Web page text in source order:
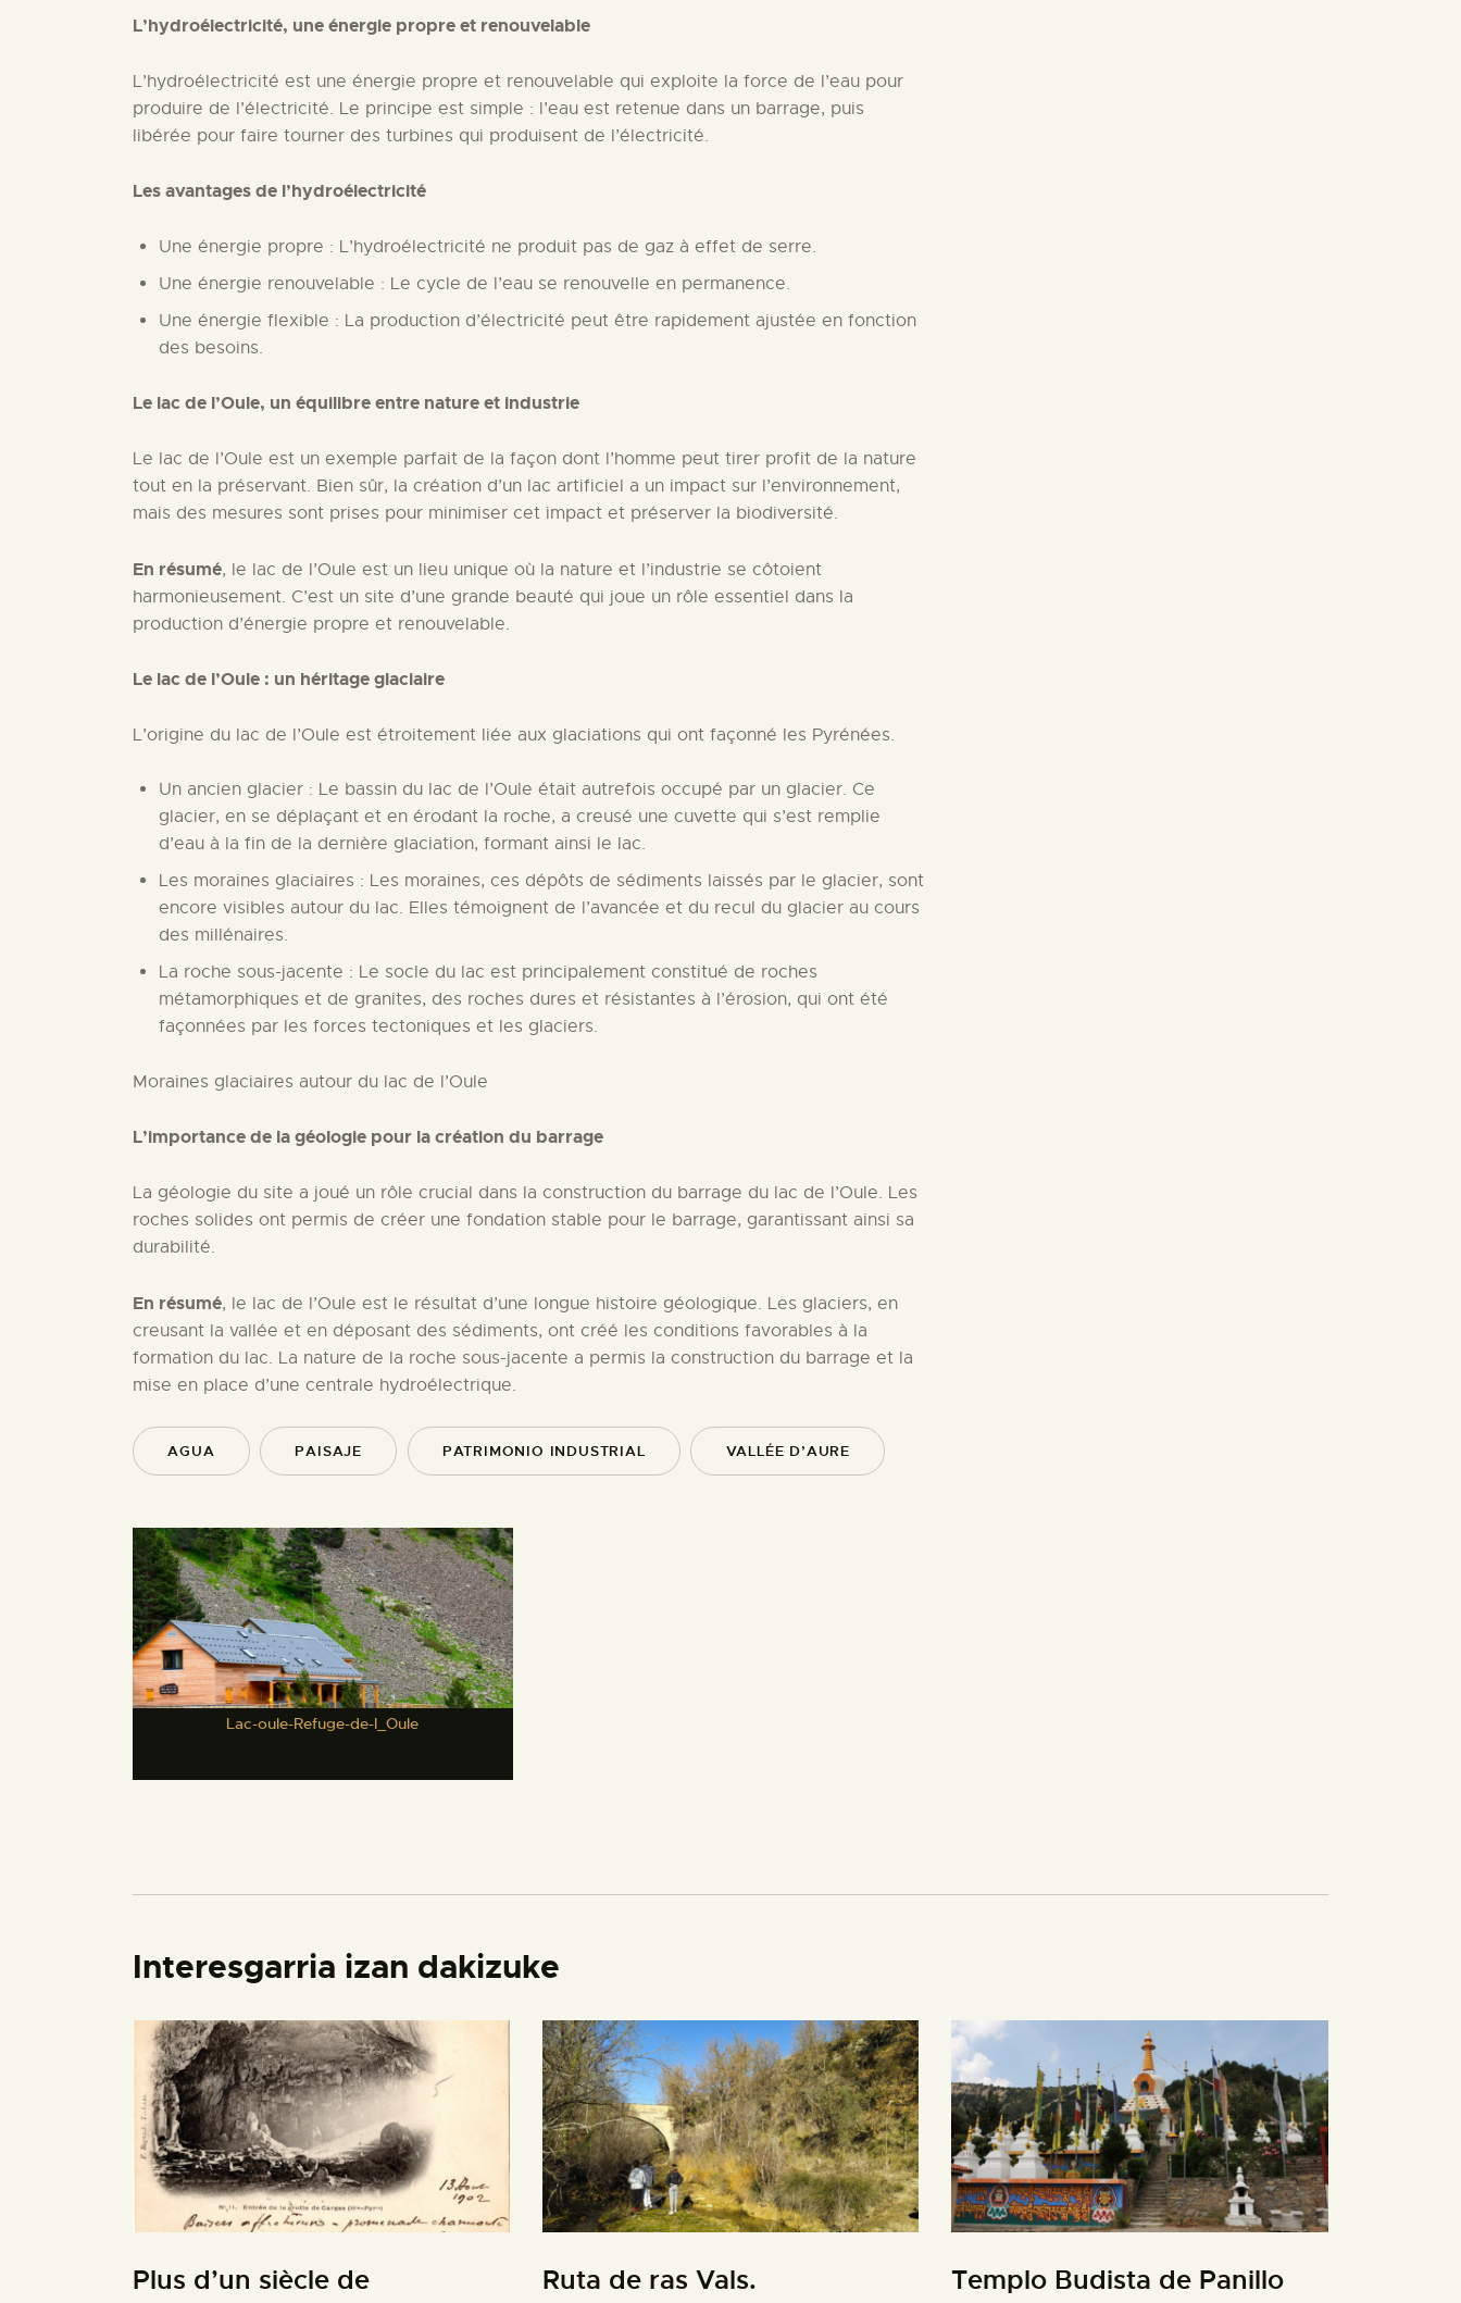
L’hydroélectricité, une énergie propre et renouvelable
L’hydroélectricité est une énergie propre et renouvelable qui exploite la force de l’eau pour
produire de l’électricité. Le principe est simple : l’eau est retenue dans un barrage, puis
libérée pour faire tourner des turbines qui produisent de l’électricité.
Les avantages de l’hydroélectricité
Une énergie propre : L’hydroélectricité ne produit pas de gaz à effet de serre.
Une énergie renouvelable : Le cycle de l’eau se renouvelle en permanence.
Une énergie flexible : La production d’électricité peut être rapidement ajustée en fonction
des besoins.
Le lac de l’Oule, un équilibre entre nature et industrie
Le lac de l’Oule est un exemple parfait de la façon dont l’homme peut tirer profit de la nature
tout en la préservant. Bien sûr, la création d’un lac artificiel a un impact sur l’environnement,
mais des mesures sont prises pour minimiser cet impact et préserver la biodiversité.
En résumé, le lac de l’Oule est un lieu unique où la nature et l’industrie se côtoient
harmonieusement. C’est un site d’une grande beauté qui joue un rôle essentiel dans la
production d’énergie propre et renouvelable.
Le lac de l’Oule : un héritage glaciaire
L’origine du lac de l’Oule est étroitement liée aux glaciations qui ont façonné les Pyrénées.
Un ancien glacier : Le bassin du lac de l’Oule était autrefois occupé par un glacier. Ce
glacier, en se déplaçant et en érodant la roche, a creusé une cuvette qui s’est remplie
d’eau à la fin de la dernière glaciation, formant ainsi le lac.
Les moraines glaciaires : Les moraines, ces dépôts de sédiments laissés par le glacier, sont
encore visibles autour du lac. Elles témoignent de l’avancée et du recul du glacier au cours
des millénaires.
La roche sous-jacente : Le socle du lac est principalement constitué de roches
métamorphiques et de granites, des roches dures et résistantes à l’érosion, qui ont été
façonnées par les forces tectoniques et les glaciers.
Moraines glaciaires autour du lac de l’Oule
L’importance de la géologie pour la création du barrage
La géologie du site a joué un rôle crucial dans la construction du barrage du lac de l’Oule. Les
roches solides ont permis de créer une fondation stable pour le barrage, garantissant ainsi sa
durabilité.
En résumé, le lac de l’Oule est le résultat d’une longue histoire géologique. Les glaciers, en
creusant la vallée et en déposant des sédiments, ont créé les conditions favorables à la
formation du lac. La nature de la roche sous-jacente a permis la construction du barrage et la
mise en place d’une centrale hydroélectrique.
AGUA PAISAJE PATRIMONIO INDUSTRIAL VALLÉE D’AURE
Lac-oule-Refuge-de-l_Oule
Interesgarria izan dakizuke
Plus d’un siècle de
Ruta de ras Vals.
Templo Budista de Panillo